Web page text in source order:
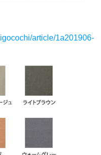
article/1a201906-